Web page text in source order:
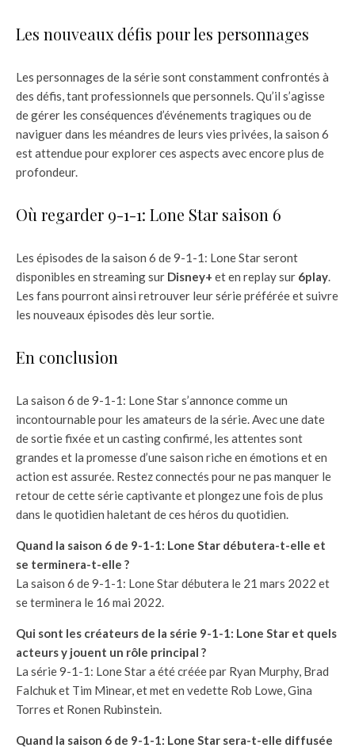
Les nouveaux défis pour les personnages
Les personnages de la série sont constamment confrontés à
des défis, tant professionnels que personnels. Qu’il s’agisse
de gérer les conséquences d’événements tragiques ou de
naviguer dans les méandres de leurs vies privées, la saison 6
est attendue pour explorer ces aspects avec encore plus de
profondeur.
Où regarder 9-1-1: Lone Star saison 6
Les épisodes de la saison 6 de 9-1-1: Lone Star seront
disponibles en streaming sur Disney+ et en replay sur 6play.
Les fans pourront ainsi retrouver leur série préférée et suivre
les nouveaux épisodes dès leur sortie.
En conclusion
La saison 6 de 9-1-1: Lone Star s’annonce comme un
incontournable pour les amateurs de la série. Avec une date
de sortie fixée et un casting confirmé, les attentes sont
grandes et la promesse d’une saison riche en émotions et en
action est assurée. Restez connectés pour ne pas manquer le
retour de cette série captivante et plongez une fois de plus
dans le quotidien haletant de ces héros du quotidien.
Quand la saison 6 de 9-1-1: Lone Star débutera-t-elle et
se terminera-t-elle ?
La saison 6 de 9-1-1: Lone Star débutera le 21 mars 2022 et
se terminera le 16 mai 2022.
Qui sont les créateurs de la série 9-1-1: Lone Star et quels
acteurs y jouent un rôle principal ?
La série 9-1-1: Lone Star a été créée par Ryan Murphy, Brad
Falchuk et Tim Minear, et met en vedette Rob Lowe, Gina
Torres et Ronen Rubinstein.
Quand la saison 6 de 9-1-1: Lone Star sera-t-elle diffusée